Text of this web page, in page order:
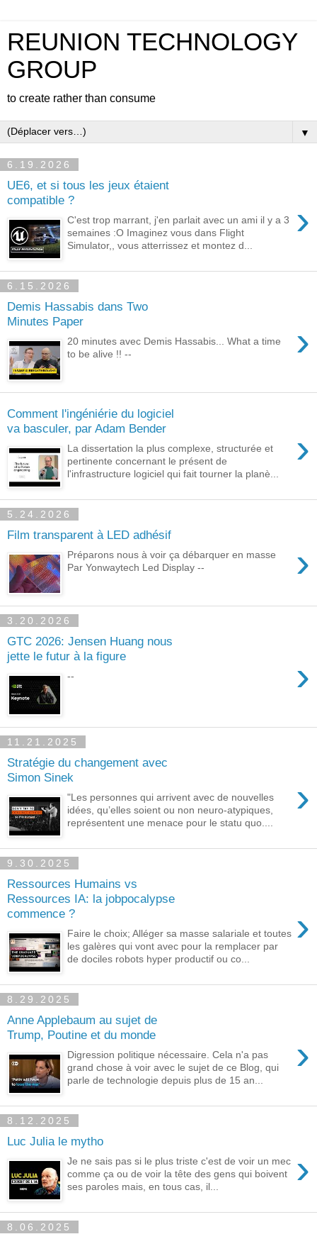
REUNION TECHNOLOGY
GROUP
to create rather than consume
▼
6.19.2026
UE6, et si tous les jeux étaient
compatible ?
›
C'est trop marrant, j'en parlait avec un ami il y a 3
semaines :O Imaginez vous dans Flight
Simulator,, vous atterrissez et montez d...
6.15.2026
Demis Hassabis dans Two
Minutes Paper
›
20 minutes avec Demis Hassabis... What a time
to be alive !! --
Comment l'ingéniérie du logiciel
va basculer, par Adam Bender
›
La dissertation la plus complexe, structurée et
pertinente concernant le présent de
l'infrastructure logiciel qui fait tourner la planè...
5.24.2026
Film transparent à LED adhésif
›
Préparons nous à voir ça débarquer en masse
Par Yonwaytech Led Display --
3.20.2026
GTC 2026: Jensen Huang nous
jette le futur à la figure
›
--
11.21.2025
Stratégie du changement avec
Simon Sinek
›
"Les personnes qui arrivent avec de nouvelles
idées, qu’elles soient ou non neuro-atypiques,
représentent une menace pour le statu quo....
9.30.2025
Ressources Humains vs
Ressources IA: la jobpocalypse
commence ?
›
Faire le choix; Alléger sa masse salariale et toutes
les galères qui vont avec pour la remplacer par
de dociles robots hyper productif ou co...
8.29.2025
Anne Applebaum au sujet de
Trump, Poutine et du monde
›
Digression politique nécessaire. Cela n'a pas
grand chose à voir avec le sujet de ce Blog, qui
parle de technologie depuis plus de 15 an...
8.12.2025
Luc Julia le mytho
›
Je ne sais pas si le plus triste c'est de voir un mec
comme ça ou de voir la tête des gens qui boivent
ses paroles mais, en tous cas, il...
8.06.2025